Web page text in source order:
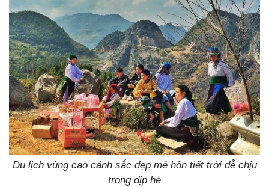
Du lịch vùng cao cảnh sắc đẹp mê hồn tiết trời dễ chịu
trong dịp hè